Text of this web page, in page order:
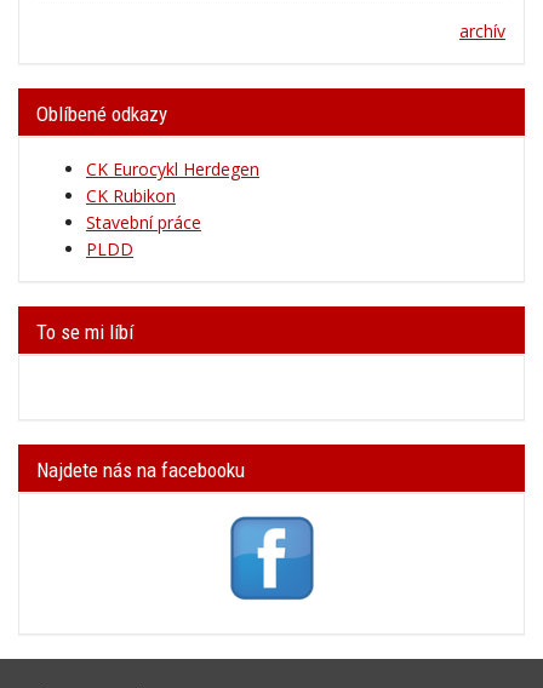
archív
Oblíbené odkazy
CK Eurocykl Herdegen
CK Rubikon
Stavební práce
PLDD
To se mi líbí
Najdete nás na facebooku